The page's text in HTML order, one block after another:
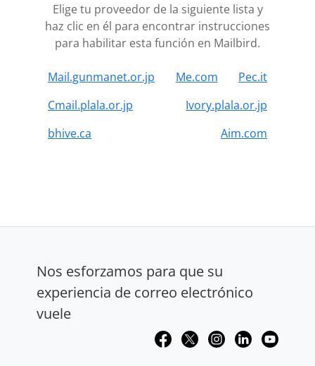
Elige tu proveedor de la siguiente lista y
haz clic en él para encontrar instrucciones
para habilitar esta función en Mailbird.
Mail.gunmanet.or.jp Me.com
Pec.it
Cmail.plala.or.jp
Ivory.plala.or.jp
bhive.ca
Aim.com
Nos esforzamos para que su
experiencia de correo electrónico
vuele